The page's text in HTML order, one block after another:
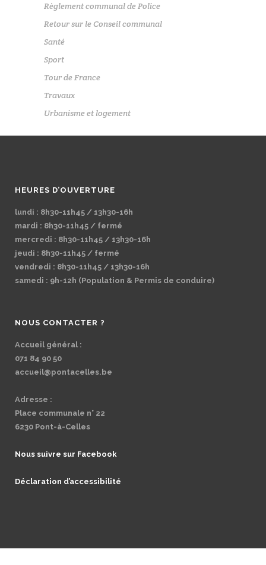
Règlement communal de Police
Retour sur le Conseil communal
Santé
Sport
Tour de France
Travaux
Urbanisme et logement
HEURES D’OUVERTURE
lundi : 8h30-11h45 / 13h30-16h
mardi : 8h30-11h45 / fermé
mercredi : 8h30-11h45 / 13h30-16h
jeudi : 8h30-11h45 / fermé
vendredi : 8h30-11h45 / 13h30-16h
samedi : 9h-12h (Population & Permis de conduire)
NOUS CONTACTER ?
Accueil général :
071 84 90 50
accueil@pontacelles.be
Adresse :
Place communale n° 22
6230 Pont-à-Celles
Nous suivre sur Facebook
Déclaration d’accessibilité